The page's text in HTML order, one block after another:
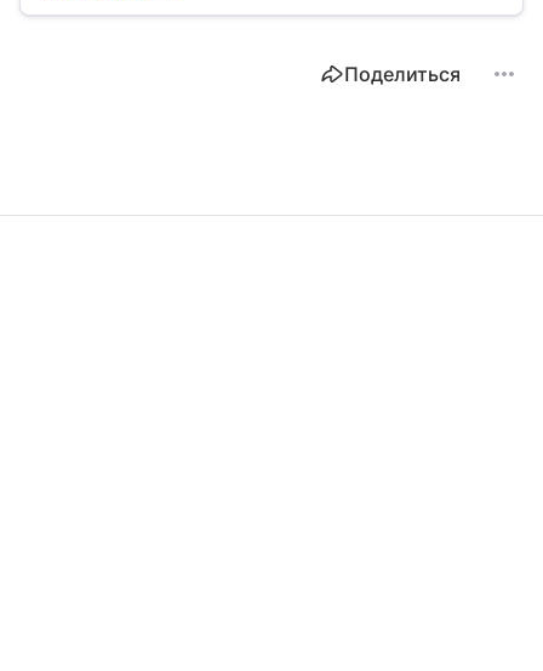
Поделиться